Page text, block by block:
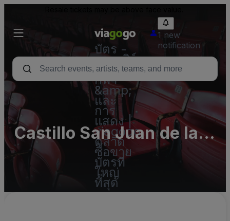
บัตร -
คอนเสิร์ต
บัตร
กีฬา
&amp;
และ
การ
แสดง |
viagogo
ตลาด
ซื้อขาย
บัตรที่
ใหญ่
ที่สุด
1 new
notification
Castillo San Juan de las
Aguilas